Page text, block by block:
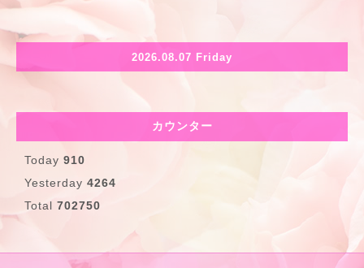
2026.08.07 Friday
カウンター
Today 910
Yesterday 4264
Total 702750